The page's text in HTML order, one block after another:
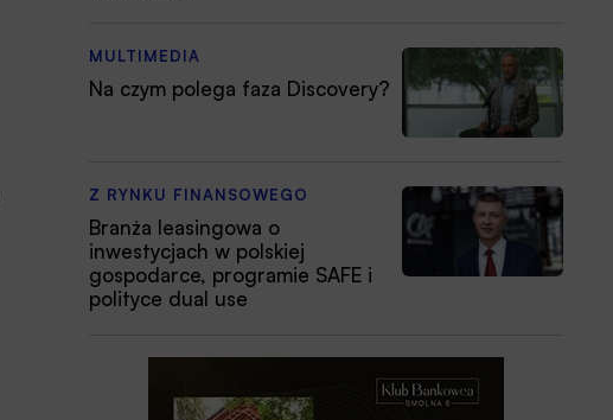
MULTIMEDIA
Na czym polega faza Discovery?
Z RYNKU FINANSOWEGO
Branża leasingowa o
inwestycjach w polskiej
gospodarce, programie SAFE i
polityce dual use